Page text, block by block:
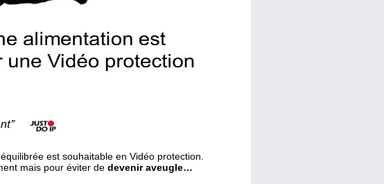
est souhaitable en Vidéo protection.
mais pour éviter de devenir aveugle…